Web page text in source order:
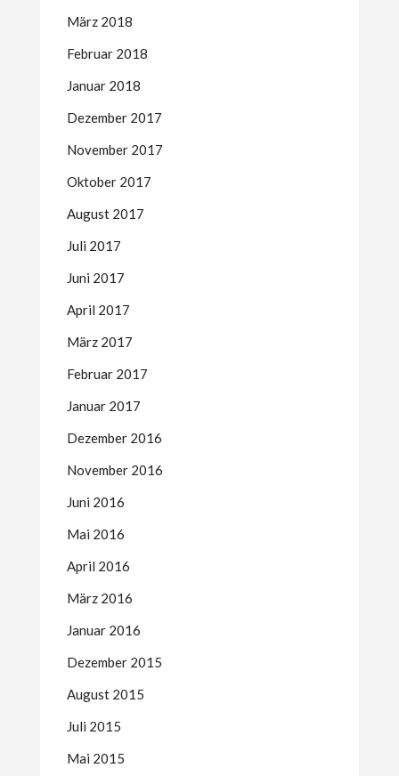
März 2018
Februar 2018
Januar 2018
Dezember 2017
November 2017
Oktober 2017
August 2017
Juli 2017
Juni 2017
April 2017
März 2017
Februar 2017
Januar 2017
Dezember 2016
November 2016
Juni 2016
Mai 2016
April 2016
März 2016
Januar 2016
Dezember 2015
August 2015
Juli 2015
Mai 2015